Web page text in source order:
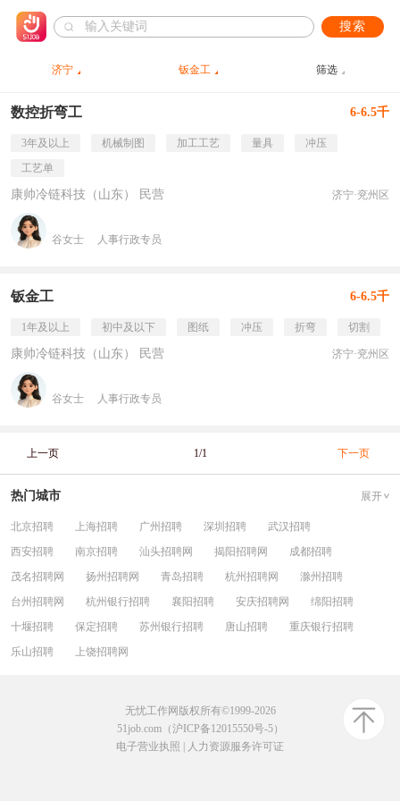
搜索
济宁 钣金工 筛选
数控折弯工 6-6.5千
3年及以上 机械制图 加工工艺 量具
冲压
工艺单
康帅冷链科技（山东） 民营 济宁·兖州区
谷女士 人事行政专员
钣金工 6-6.5千
1年及以上 初中及以下 图纸 冲压 折弯 切割
康帅冷链科技（山东） 民营 济宁·兖州区
谷女士 人事行政专员
上一页 1/1 下一页
热门城市 展开
北京招聘 上海招聘 广州招聘 深圳招聘
武汉招聘
西安招聘
南京招聘 汕头招聘网 揭阳招聘网
成都招聘
茂名招聘网
扬州招聘网 青岛招聘 杭州招聘网
滁州招聘
台州招聘网
杭州银行招聘 襄阳招聘 安庆招聘网
绵阳招聘
十堰招聘
保定招聘 苏州银行招聘 唐山招聘
重庆银行招聘
乐山招聘
上饶招聘网
无忧工作网版权所有©1999-2026
51job.com（沪ICP备12015550号-5）
电子营业执照
人力资源服务许可证